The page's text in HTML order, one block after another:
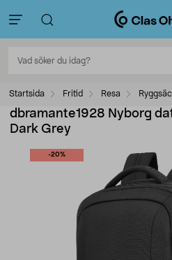
Startsida Fritid Resa
dbramante1928 Nyborg
Dark Grey
-20%